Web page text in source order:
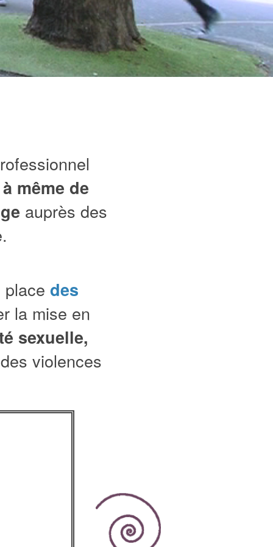
à même de
auprès des
des
la mise en
sexuelle,
violences